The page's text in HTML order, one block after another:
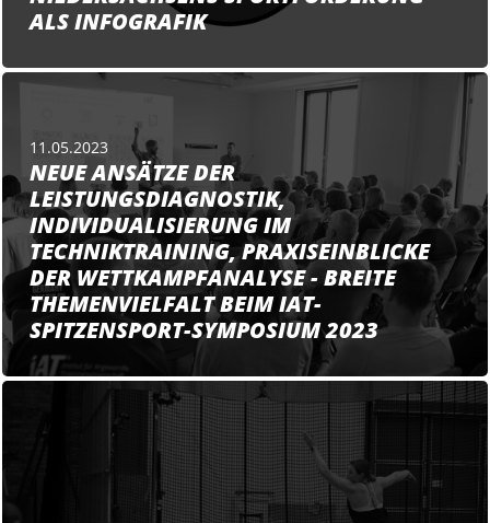
ALS INFOGRAFIK
11.05.2023
NEUE ANSÄTZE DER
LEISTUNGSDIAGNOSTIK,
INDIVIDUALISIERUNG IM
TECHNIKTRAINING, PRAXISEINBLICKE
DER WETTKAMPFANALYSE - BREITE
THEMENVIELFALT BEIM IAT-
SPITZENSPORT-SYMPOSIUM 2023